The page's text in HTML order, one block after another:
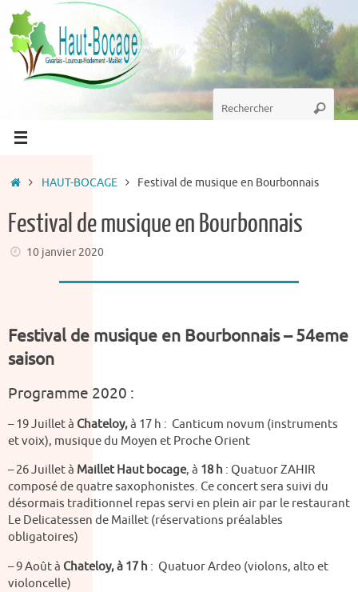
Passer
au
contenu
Recherche
pour
Accueil
HAUT-BOCAGE Festival de musique en Bourbonnais
Festival de musique en Bourbonnais
10 janvier 2020
Festival de musique en Bourbonnais – 54eme
saison
Programme 2020 :
– 19 Juillet à Chateloy,à 17 h : Canticum novum (instruments
et voix), musique du Moyen et Proche Orient
– 26 Juillet à Maillet Haut bocage, à 18 h : Quatuor ZAHIR
composé de quatre saxophonistes. Ce concert sera suivi du
désormais traditionnel repas servi en plein air par le restaurant
Le Delicatessen de Maillet (réservations préalables
obligatoires)
– 9 Août à Chateloy, à 17 h : Quatuor Ardeo (violons, alto et
violoncelle)